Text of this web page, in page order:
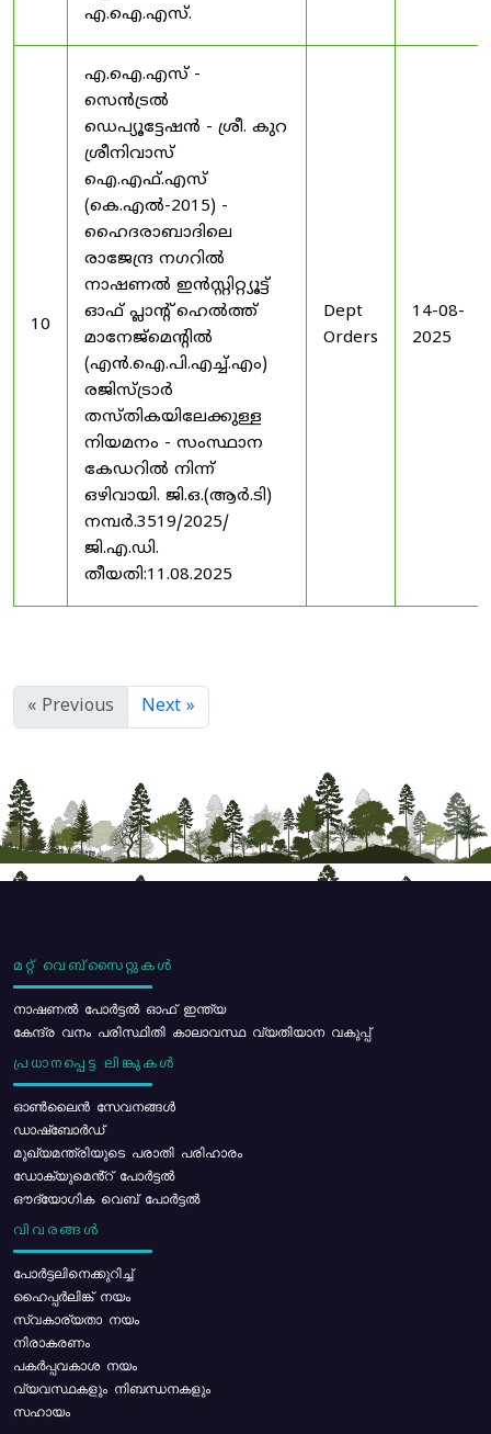
എ.ഐ.എസ്.
10
എ.ഐ.എസ് -
സെൻട്രൽ
ഡെപ്യൂട്ടേഷൻ - ശ്രീ. കുറ
ശ്രീനിവാസ്
ഐ.എഫ്.എസ്
(കെ.എൽ-2015) -
ഹൈദരാബാദിലെ
രാജേന്ദ്ര നഗറിൽ
നാഷണൽ ഇൻസ്റ്റിറ്റ്യൂട്ട്
ഓഫ് പ്ലാന്റ് ഹെൽത്ത്
മാനേജ്‌മെന്റിൽ
(എൻ.ഐ.പി.എച്ച്.എം)
രജിസ്ട്രാർ
തസ്തികയിലേക്കുള്ള
നിയമനം - സംസ്ഥാന
കേഡറിൽ നിന്ന്
ഒഴിവായി. ജി.ഒ.(ആർ.ടി)
നമ്പർ.3519/2025/
ജി.എ.ഡി.
തീയതി:11.08.2025
Dept
Orders
14-08-
2025
« Previous Next »
മറ്റ് വെബ്സൈറ്റുകൾ
നാഷണൽ പോർട്ടൽ ഓഫ് ഇന്ത്യ
കേന്ദ്ര വനം പരിസ്ഥിതി കാലാവസ്ഥ വ്യതിയാന വകുപ്പ്
പ്രധാനപ്പെട്ട ലിങ്കുകൾ
ഓൺലൈൻ സേവനങ്ങൾ
ഡാഷ്ബോർഡ്
മുഖ്യമന്ത്രിയുടെ പരാതി പരിഹാരം
ഡോക്യുമെൻ്റ് പോർട്ടൽ
ഔദ്യോഗിക വെബ് പോർട്ടൽ
വിവരങ്ങൾ
പോര്‍ട്ടലിനെക്കുറിച്ച്
ഹൈപ്പർലിങ്ക് നയം
സ്വകാര്യതാ നയം
നിരാകരണം
പകർപ്പവകാശ നയം
വ്യവസ്ഥകളും നിബന്ധനകളും
സഹായം